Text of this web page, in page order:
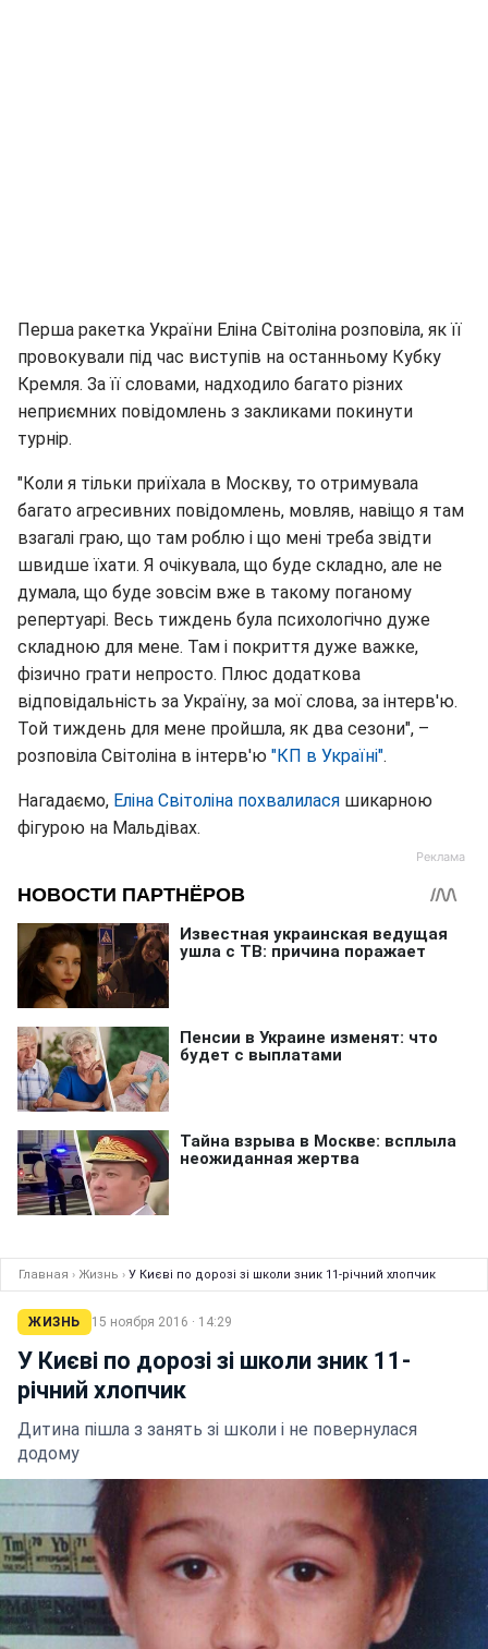
Перша ракетка України Еліна Світоліна розповіла, як її
провокували під час виступів на останньому Кубку
Кремля. За її словами, надходило багато різних
неприємних повідомлень з закликами покинути
турнір.
"Коли я тільки приїхала в Москву, то отримувала
багато агресивних повідомлень, мовляв, навіщо я там
взагалі граю, що там роблю і що мені треба звідти
швидше їхати. Я очікувала, що буде складно, але не
думала, що буде зовсім вже в такому поганому
репертуарі. Весь тиждень була психологічно дуже
складною для мене. Там і покриття дуже важке,
фізично грати непросто. Плюс додаткова
відповідальність за Україну, за мої слова, за інтерв'ю.
Той тиждень для мене пройшла, як два сезони", –
розповіла Світоліна в інтерв'ю "КП в Україні".
Нагадаємо, Еліна Світоліна похвалилася шикарною
фігурою на Мальдівах.
Главная › Жизнь › У Києві по дорозі зі школи зник 11-річний хлопчик
ЖИЗНЬ 15 ноября 2016 · 14:29
У Києві по дорозі зі школи зник 11-
річний хлопчик
Дитина пішла з занять зі школи і не повернулася
додому